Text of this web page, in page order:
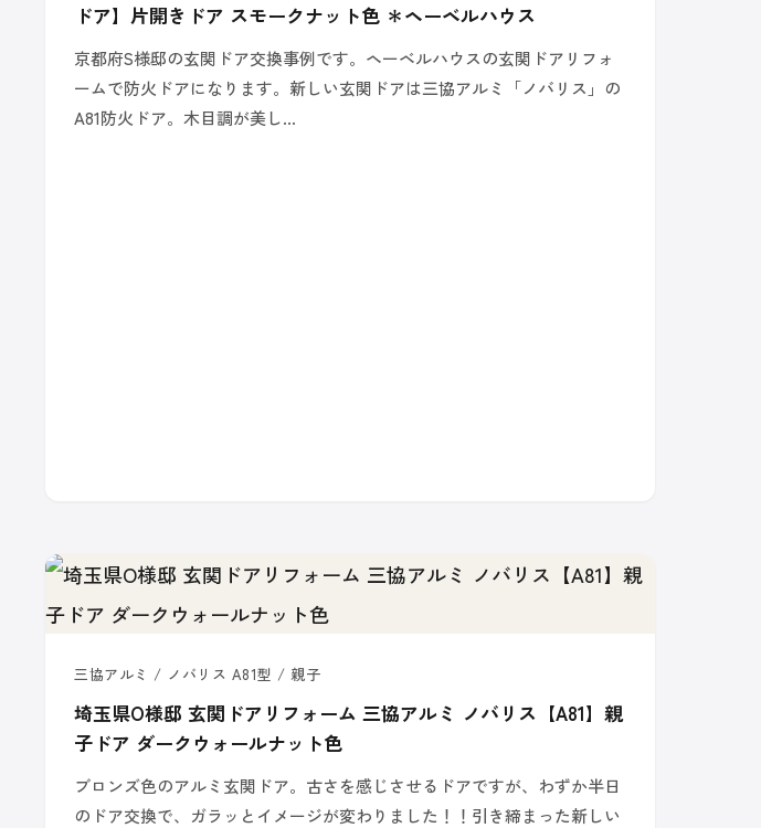
ドア】片開きドア スモークナット色 ＊ヘーベルハウス
京都府S様邸の玄関ドア交換事例です。ヘーベルハウスの玄関ドアリフォ
ームで防火ドアになります。新しい玄関ドアは三協アルミ「ノバリス」の
A81防火ドア。木目調が美し…
三協アルミ / ノバリス A81型 / 親子
埼玉県O様邸 玄関ドアリフォーム 三協アルミ ノバリス【A81】親
子ドア ダークウォールナット色
ブロンズ色のアルミ玄関ドア。古さを感じさせるドアですが、わずか半日
のドア交換で、ガラッとイメージが変わりました！！引き締まった新しい